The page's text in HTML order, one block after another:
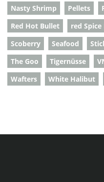
Nasty Shrimp
Pellets
Red Hot Bullet
red Spice
Scoberry
Seafood
The Goo
Tigernüsse
Wafters
White Halibut